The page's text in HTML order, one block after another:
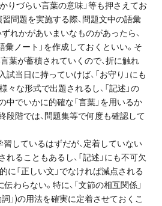
プロ教師が届ける
公式LINE＠
かりづらい言葉の意味」等も押さえてお
習問題を実施する際、問題文中の語彙
ずれかがあいまいなものがあったら、
彙ノート」を作成しておくといい。そ
葉が蓄積されていくので、折に触れ
当日に持っていけば、「お守り」にも
々な形式で出題されるし、「記述」の
中でいかに的確な「言葉」を用いるか
段階では、問題集等で何度も確認して
習しているはずだが、定着していない
ることもあるし、「記述」にも不可欠
に「正しい文」でなければ減点される
わらない。特に、「文節の相互関係」
詞」)の用法を確実に定着させておくこ